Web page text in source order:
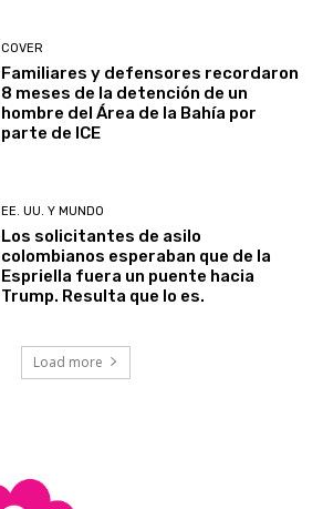
COVER
Familiares y defensores recordaron
8 meses de la detención de un
hombre del Área de la Bahía por
parte de ICE
EE. UU. Y MUNDO
Los solicitantes de asilo
colombianos esperaban que de la
Espriella fuera un puente hacia
Trump. Resulta que lo es.
Load more